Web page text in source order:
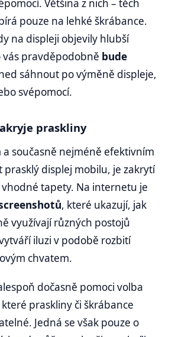
Většina z nich – těch
pouze na lehké škrábance.
na displeji objevily hlubší
pravděpodobně bude
sáhnout po výměně displeje,
svépomocí.
praskliny
a současně nejméně efektivním
prasklý displej mobilu, je zakrytí
tapety. Na internetu je
, které ukazují, jak
využívají různých postojů
iluzi v podobě rozbití
chvatem.
dočasně pomoci volba
praskliny či škrábance
Jedná se však pouze o